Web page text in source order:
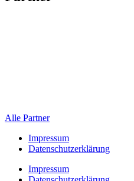
Alle Partner
Impressum
Datenschutzerklärung
Impressum